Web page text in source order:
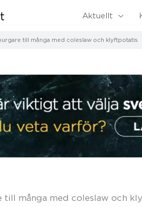
Aktuellt
till många med coleslaw och klyftpotatis
till många med coleslaw och